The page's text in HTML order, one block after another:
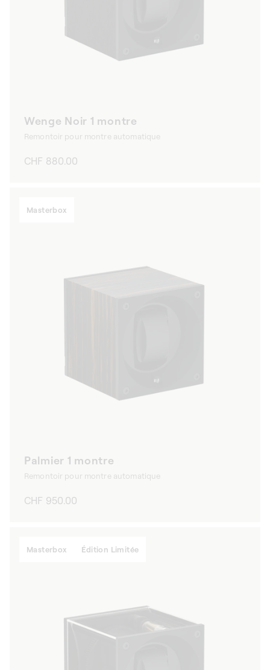
Wenge Noir 1 montre
Remontoir pour montre automatique
Prix
CHF 880.00
Masterbox
Palmier 1 montre
Remontoir pour montre automatique
Prix
CHF 950.00
Masterbox Édition Limitée